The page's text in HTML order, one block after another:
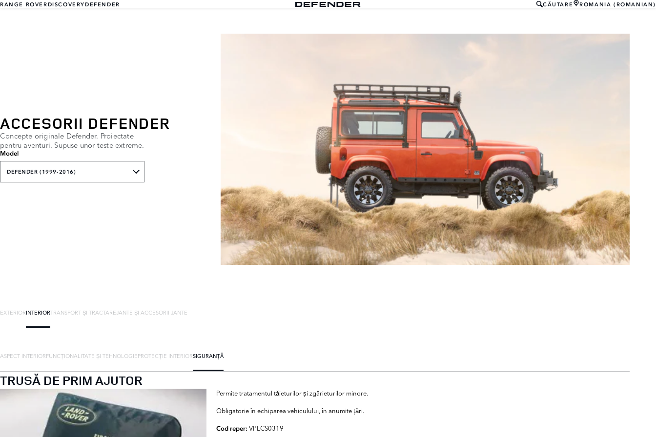
RANGE ROVERDISCOVERYDEFENDER CĂUTARE ROMANIA (ROMANIAN)
ACCESORII DEFENDER
Concepte originale Defender. Proiectate
pentru aventuri. Supuse unor teste extreme.
Model
DEFENDER (1999-2016)
EXTERIORINTERIORTRANSPORT ȘI TRACTAREJANTE ȘI ACCESORII JANTE
ASPECT INTERIORFUNCȚIONALITATE ȘI TEHNOLOGIEPROTECȚIE INTERIORSIGURANȚĂ
TRUSĂ DE PRIM AJUTOR
Permite tratamentul tăieturilor și zgârieturilor minore.
Obligatorie în echiparea vehiculului, în anumite țări.
Cod reper:VPLCS0319